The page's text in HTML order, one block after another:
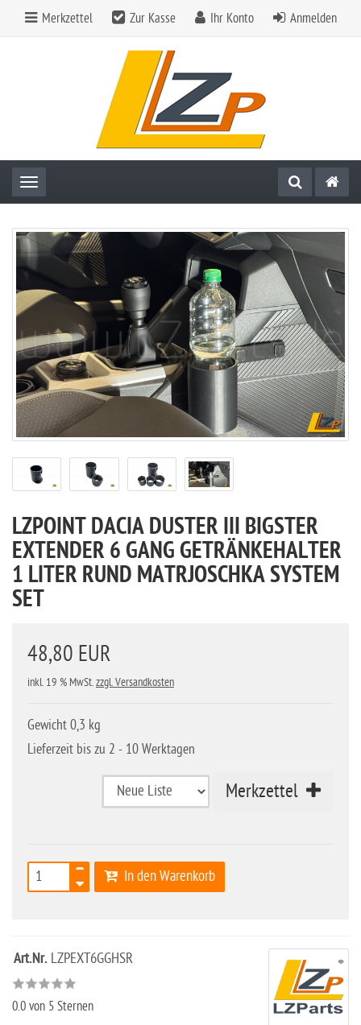
Merkzettel Zur Kasse Ihr Konto Anmelden
Toggle navigation
LZPOINT DACIA DUSTER III BIGSTER
EXTENDER 6 GANG GETRÄNKEHALTER
1 LITER RUND MATRJOSCHKA SYSTEM
SET
48,80 EUR
inkl. 19 % MwSt.zzgl. Versandkosten
Gewicht 0,3 kg
Lieferzeit bis zu 2 - 10 Werktagen
Merkzettel
In den Warenkorb
Art.Nr. LZPEXT6GGHSR
0.0 von 5 Sternen